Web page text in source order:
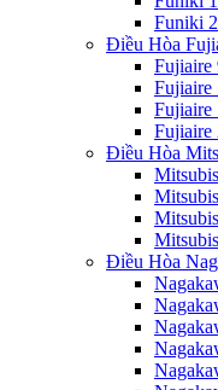
Funiki
Điều Hòa
Fujiaire
Fujiaire
Fujiaire
Fujiaire
Điều Hòa
Điều Hòa